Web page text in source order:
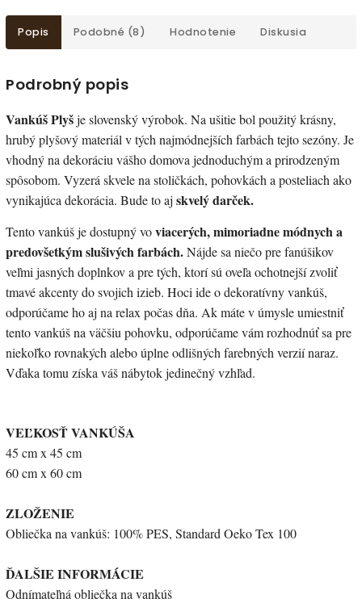
Popis Podobné (8) Hodnotenie Diskusia
Podrobný popis
Vankúš Plyšje slovenský výrobok. Na ušitie bol použitý krásny,
hrubý plyšový materiál v tých najmódnejších farbách tejto sezóny. Je
vhodný na dekoráciu vášho domova jednoduchým a prirodzeným
spôsobom. Vyzerá skvele na stoličkách, pohovkách a posteliach ako
vynikajúca dekorácia. Bude to aj skvelý darček.
Tento vankúš je dostupný voviacerých, mimoriadne módnych a
predovšetkým slušivých farbách.Nájde sa niečo pre fanúšikov
veľmi jasných doplnkov a pre tých, ktorí sú oveľa ochotnejší zvoliť
tmavé akcenty do svojich izieb. Hoci ide o dekoratívny vankúš,
odporúčame ho aj na relax počas dňa. Ak máte v úmysle umiestniť
tento vankúš na väčšiu pohovku, odporúčame vám rozhodnúť sa pre
niekoľko rovnakých alebo úplne odlišných farebných verzií naraz.
Vďaka tomu získa váš nábytok jedinečný vzhľad.
VEĽKOSŤ VANKÚŠA
45 cm x 45 cm
60 cm x 60 cm
ZLOŽENIE
Obliečka na vankúš: 100% PES, Standard Oeko Tex 100
ĎALŠIE INFORMÁCIE
Odnímateľná obliečka na vankúš